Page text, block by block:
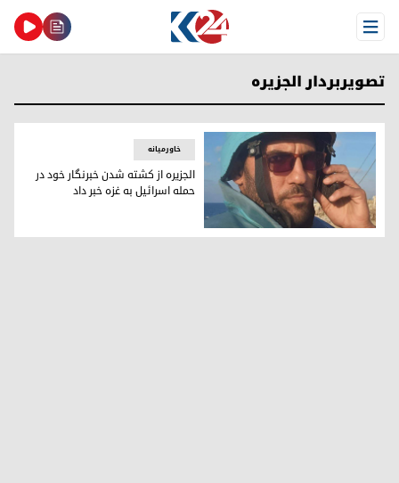
Open Menu
تصویربردار الجزیره
احمد اللوح، تصویربردار الجزیره
خاورمیانه
الجزیره از کشته شدن خبرنگار خود در
حمله اسرائیل به غزه خبر داد